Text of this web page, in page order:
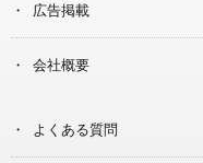
広告掲載
会社概要
よくある質問